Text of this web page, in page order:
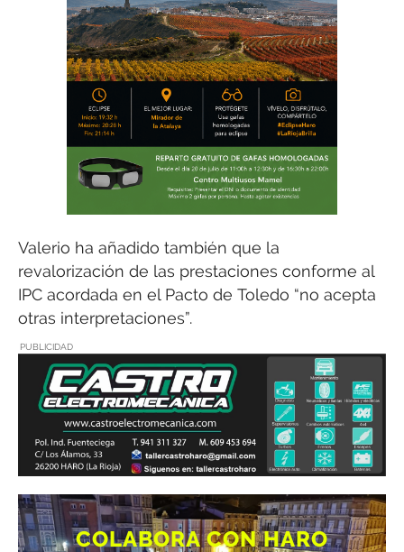
Valerio ha añadido también que la
revalorización de las prestaciones conforme al
IPC acordada en el Pacto de Toledo “no acepta
otras interpretaciones”.
PUBLICIDAD
COLABORA CON HARO